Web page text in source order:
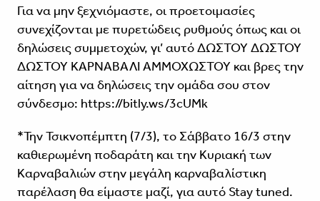
Για να μην ξεχνιόμαστε, οι προετοιμασίες
συνεχίζονται με πυρετώδεις ρυθμούς όπως και οι
δηλώσεις συμμετοχών, γι’ αυτό ΔΩΣΤΟΥ ΔΩΣΤΟΥ
ΔΩΣΤΟΥ ΚΑΡΝΑΒΑΛΙ ΑΜΜΟΧΩΣΤΟΥ και βρες την
αίτηση για να δηλώσεις την ομάδα σου στον
σύνδεσμο: https://bitly.ws/3cUMk
*Την Τσικνοπέμπτη (7/3), το Σάββατο 16/3 στην
καθιερωμένη ποδαράτη και την Κυριακή των
Καρναβαλιών στην μεγάλη καρναβαλίστικη
παρέλαση θα είμαστε μαζί, για αυτό Stay tuned.